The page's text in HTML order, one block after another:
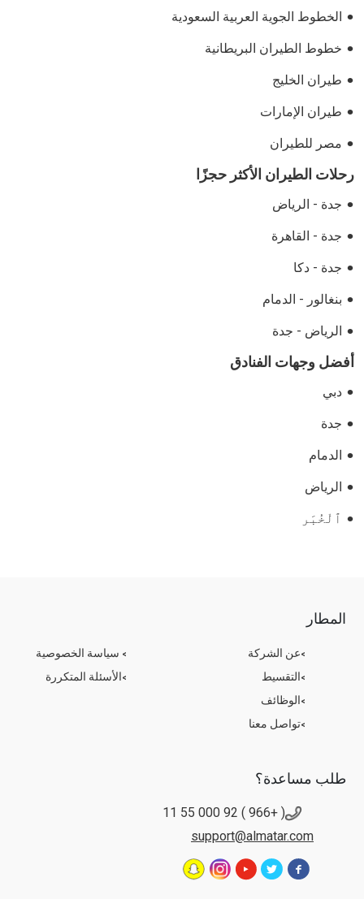
الخطوط الجوية العربية السعودية
خطوط الطيران البريطانية
طيران الخليج
طيران الإمارات
مصر للطيران
رحلات الطيران الأكثر حجزًا
جدة - الرياض
جدة - القاهرة
جدة - دكا
بنغالور - الدمام
الرياض - جدة
أفضل وجهات الفنادق
دبي
جدة
الدمام
الرياض
ٱلْخُبَر
المطار
عن الشركة
التقسيط
الوظائف
سياسة الخصوصية
الأسئلة المتكررة
تواصل معنا
طلب مساعدة؟
( +966 ) 92 000 55 11
support@almatar.com